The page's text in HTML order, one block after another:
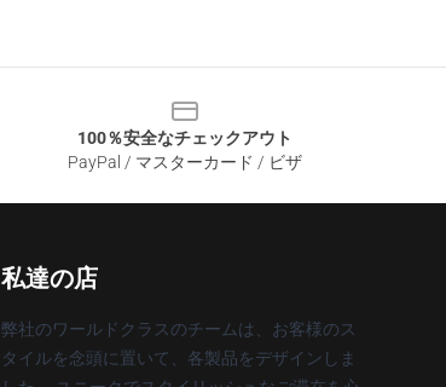
100％安全なチェックアウト
PayPal / マスターカード / ビザ
私達の店
弊社のワールドクラスのチームは、お客様のス
タイルを念頭に置いて、各製品をデザインしま